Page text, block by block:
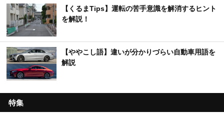
【くるまTips】運転の苦手意識を解消するヒント
を解説！
【ややこし語】違いが分かりづらい自動車用語を
解説
特集